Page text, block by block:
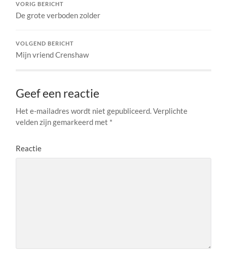
VORIG BERICHT
De grote verboden zolder
VOLGEND BERICHT
Mijn vriend Crenshaw
Geef een reactie
Het e-mailadres wordt niet gepubliceerd. Verplichte
velden zijn gemarkeerd met *
Reactie